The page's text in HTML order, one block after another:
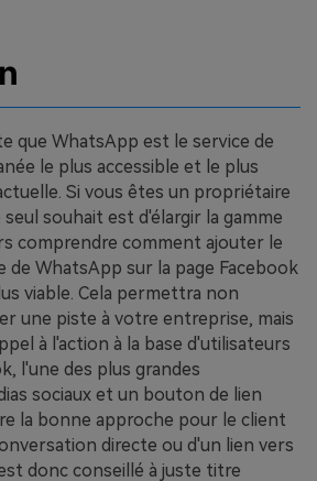
que WhatsApp est le service de
le plus accessible et le plus
Si vous êtes un propriétaire
souhait est d'élargir la gamme
comprendre comment ajouter le
de WhatsApp sur la page Facebook
viable. Cela permettra non
une piste à votre entreprise, mais
à l'action à la base d'utilisateurs
l'une des plus grandes
sociaux et un bouton de lien
la bonne approche pour le client
directe ou d'un lien vers
donc conseillé à juste titre